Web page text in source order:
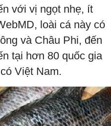
với vị ngọt nhẹ, ít
loài cá này có
và Châu Phi, đến
tại hơn 80 quốc gia
Việt Nam.